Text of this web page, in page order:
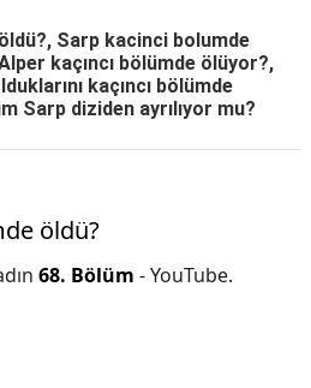
Sarp kacinci bolumde
kaçıncı bölümde ölüyor?,
kaçıncı bölümde
Sarp diziden ayrılıyor mu?
öldü?
68. Bölüm - YouTube.